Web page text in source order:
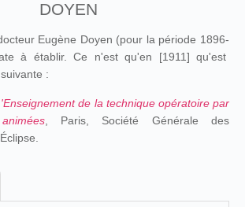
DOYEN
Eugène Doyen (pour la période 1896-
à établir. Ce n'est qu'en [1911] qu'est
:
de la technique opératoire par
, Paris, Société Générale des